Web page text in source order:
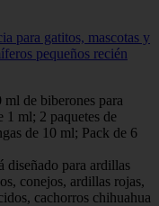
para gatitos, mascotas y
pequeños recién
de biberones para
1 ml; 2 paquetes de
de 10 ml; Pack de 6
diseñado para ardillas
conejos, ardillas rojas,
cachorros chihuahua